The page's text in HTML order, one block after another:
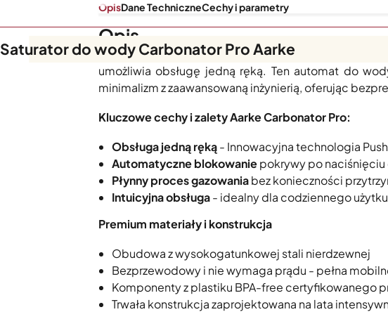
Saturator do wody Carbonator Pro Aarke
OpisDane TechniczneCechy i parametry
Opis
Aarke Carbonator Pro to najnowocześniejszy
umożliwia obsługę jedną ręką. Ten automat do
minimalizm z zaawansowaną inżynierią, oferując
Kluczowe cechy i zalety Aarke Carbonator Pro:
Obsługa jedną ręką- Innowacyjna technologia
Automatyczne blokowaniepokrywy po
Płynny proces gazowaniabez konieczności
Intuicyjna obsługa- idealny dla codziennego użytku
Premium materiały i konstrukcja
Obudowa z wysokogatunkowej stali nierdzewnej
Bezprzewodowy i nie wymaga prądu - pełna
Komponenty z plastiku BPA-free certyfikowanego
Trwała konstrukcja zaprojektowana na lata